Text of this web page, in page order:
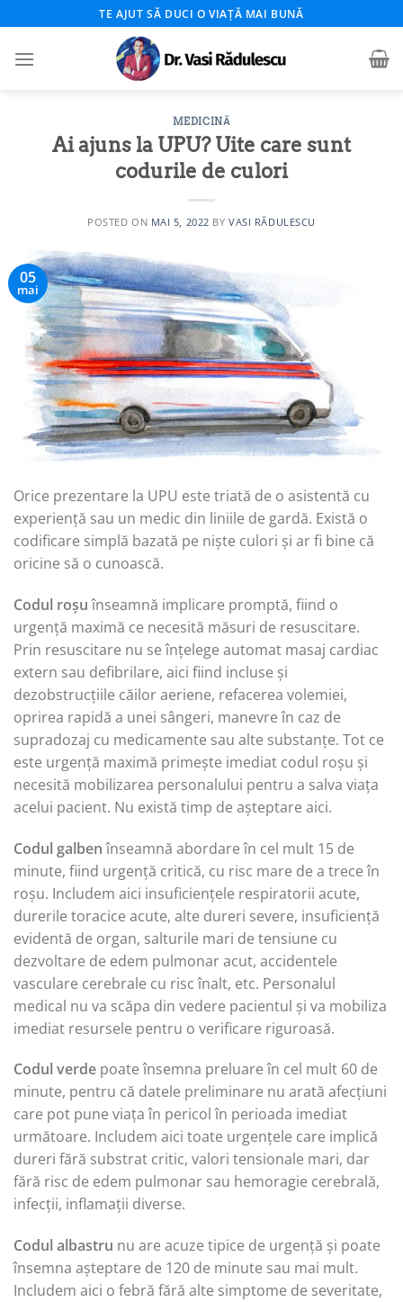
to
content
TE AJUT SĂ DUCI O VIAȚĂ MAI BUNĂ
MEDICINĂ
Ai ajuns la UPU? Uite care sunt
codurile de culori
POSTED ON MAI 5, 2022 BYVASI RĂDULESCU
05
mai
Orice prezentare la UPU este triată de o asistentă cu
experiență sau un medic din liniile de gardă. Există o
codificare simplă bazată pe niște culori și ar fi bine că
oricine să o cunoască.
Codul roșuînseamnă implicare promptă, fiind o
urgență maximă ce necesită măsuri de resuscitare.
Prin resuscitare nu se înțelege automat masaj cardiac
extern sau defibrilare, aici fiind incluse și
dezobstrucțiile căilor aeriene, refacerea volemiei,
oprirea rapidă a unei sângeri, manevre în caz de
supradozaj cu medicamente sau alte substanțe. Tot ce
este urgență maximă primește imediat codul roșu și
necesită mobilizarea personalului pentru a salva viața
acelui pacient. Nu există timp de așteptare aici.
Codul galbenînseamnă abordare în cel mult 15 de
minute, fiind urgență critică, cu risc mare de a trece în
roșu. Includem aici insuficiențele respiratorii acute,
durerile toracice acute, alte dureri severe, insuficiență
evidentă de organ, salturile mari de tensiune cu
dezvoltare de edem pulmonar acut, accidentele
vasculare cerebrale cu risc înalt, etc. Personalul
medical nu va scăpa din vedere pacientul și va mobiliza
imediat resursele pentru o verificare riguroasă.
Codul verde poate însemna preluare în cel mult 60 de
minute, pentru că datele preliminare nu arată afecțiuni
care pot pune viața în pericol în perioada imediat
următoare. Includem aici toate urgențele care implică
dureri fără substrat critic, valori tensionale mari, dar
fără risc de edem pulmonar sau hemoragie cerebrală,
infecții, inflamații diverse.
Codul albastru nu are acuze tipice de urgență și poate
însemna așteptare de 120 de minute sau mai mult.
Includem aici o febră fără alte simptome de severitate,